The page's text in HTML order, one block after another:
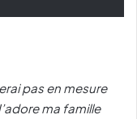
pas en mesure
ma famille